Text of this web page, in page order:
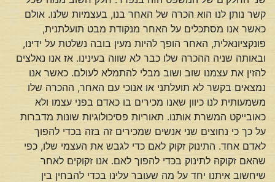
קשר נותן לנו הוא הכרה של האחר בנו, בעצמיות שלנו. אולם
כאשר אנו מסתכלים על האחר מנקודת מבט תועלתנית,
פונקציונאלית, האחר הופך להיות מעין בובה נשלטת על ידינו,
ובאותה שניה ההכרה שלו כבר לא שווה בעינינו. אז אנו נאלצים
להזין את עצמנו שוב ושוב מבלי להתמלא לעולם. כאשר אנו
נמצאים בקשר לא תועלתני או אנוכי עם האחר, ההכרה שלו
משמעותית לנו כיוון שאנו מכירים בו כאדם בפני עצמו ולא
כאובייקט המשרת אותנו. תאוריות פסיכולוגיות שונות מדברות
על כך כי נחוצים שני אנשים שמכירים זה בזה בכדי להפוך
לאדם אחד. התינוק זקוק לאם כדי לגבש את העצמי שלו, כפי
שהאם זקוקה לתינוק בכדי להפוך לאם. אנו זקוקים לאחר
שיחשוב איתנו יחד על מה שעובר עלינו בכדי להבחין בין